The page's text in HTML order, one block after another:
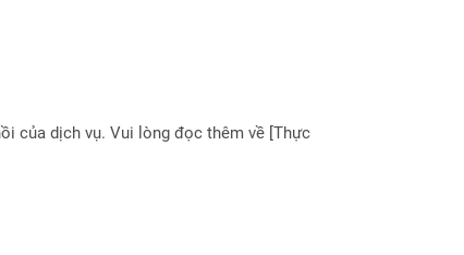
của dịch vụ. Vui lòng đọc thêm về [Thực